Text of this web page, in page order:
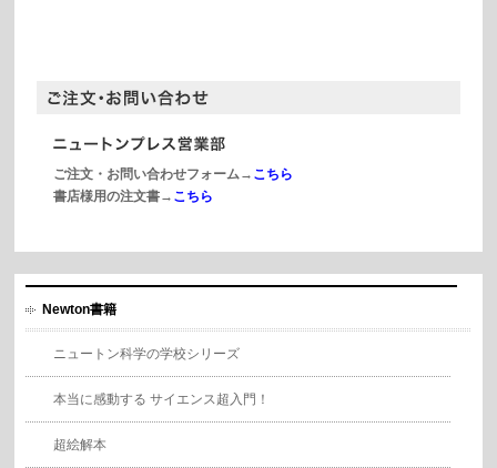
ご注文・お問い合わせフォーム→ こちら
書店様用の注文書→ こちら
Newton書籍
ニュートン科学の学校シリーズ
本当に感動する サイエンス超入門！
超絵解本